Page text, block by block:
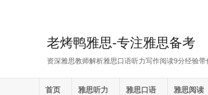
老烤鸭雅思-专注雅思备考
资深雅思教师解析雅思口语听力写作阅读9分经验带
首页 雅思听力 雅思口语 雅思阅读